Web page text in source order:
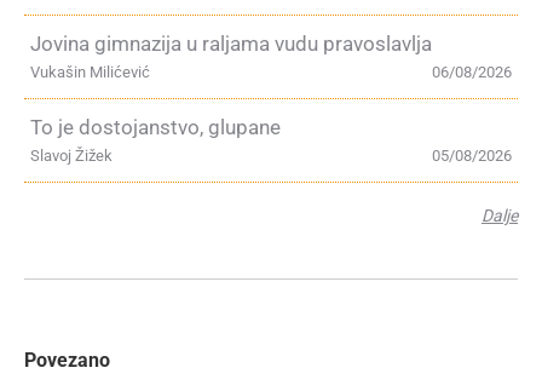
Jovina gimnazija u raljama vudu pravoslavlja
06/08/2026
Vukašin Milićević
To je dostojanstvo, glupane
05/08/2026
Slavoj Žižek
Dalje
Povezano